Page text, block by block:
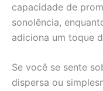
capacidade de
sonolência,
adiciona um toque
Se você se sente
dispersa ou